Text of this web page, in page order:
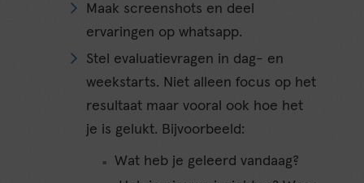
Maak screenshots en deel
ervaringen op whatsapp.
Stel evaluatievragen in dag- en
weekstarts. Niet alleen focus op het
resultaat maar vooral ook hoe het
je is gelukt. Bijvoorbeeld:
Wat heb je geleerd vandaag?